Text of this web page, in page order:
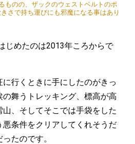
ものの、ザックのウェストベルトのポ
さで持ち運びにも邪魔になる事はあり
じめたのは2013年ころからで
行くときに手にしたのがきっ
舞うトレッキング、標高が高
山、そしてそこでは手袋をした
悪条件をクリアしてくれそうだ
たのです。